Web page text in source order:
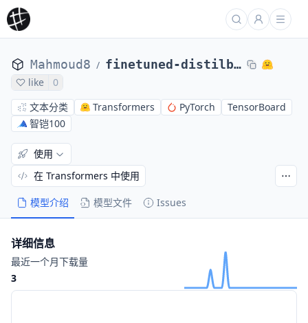
Mahmoud8 / finetuned-distilbert
like
0
文本分类
Transformers PyTorch
TensorBoard
智铠100
模型介绍 模型文件 Issues
使用
在 Transformers 中使用
详细信息
最近一个月下载量
3